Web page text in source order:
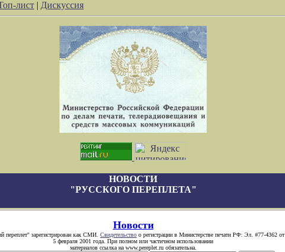
лист | Дискуссия
НОВОСТИ
"РУССКОГО ПЕРЕПЛЕТА"
Новости
переплет" зарегистрирован как СМИ. Свидетельство о регистрации в Министерстве печати РФ: Эл. #77-4362 от
5 февраля 2001 года. При полном или частичном использовании
материалов ссылка на www.pereplet.ru обязательна.